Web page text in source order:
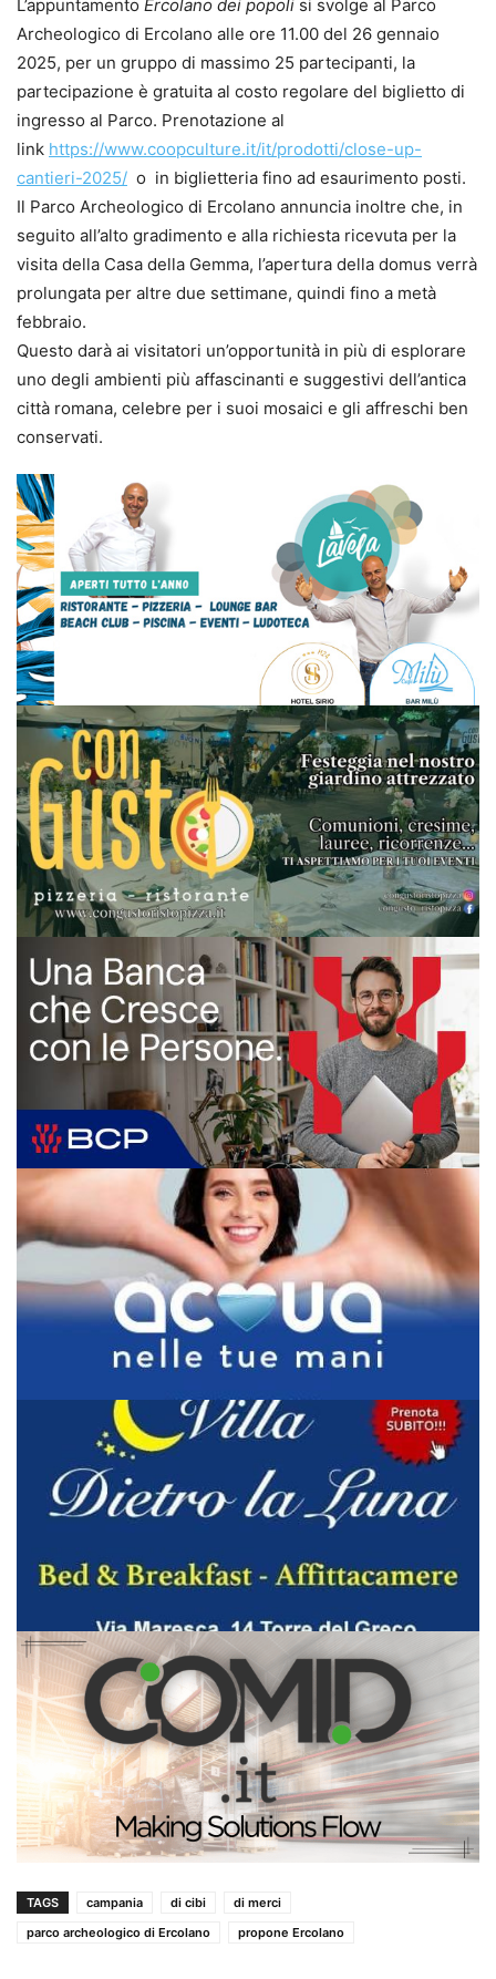
L’appuntamento Ercolano dei popoli si svolge al Parco
Archeologico di Ercolano alle ore 11.00 del 26 gennaio
2025, per un gruppo di massimo 25 partecipanti, la
partecipazione è gratuita al costo regolare del biglietto di
ingresso al Parco. Prenotazione al
link https://www.coopculture.it/it/prodotti/close-up-
cantieri-2025/ o in biglietteria fino ad esaurimento posti.
Il Parco Archeologico di Ercolano annuncia inoltre che, in
seguito all’alto gradimento e alla richiesta ricevuta per la
visita della Casa della Gemma, l’apertura della domus verrà
prolungata per altre due settimane, quindi fino a metà
febbraio.
Questo darà ai visitatori un’opportunità in più di esplorare
uno degli ambienti più affascinanti e suggestivi dell’antica
città romana, celebre per i suoi mosaici e gli affreschi ben
conservati.
TAGS campania di cibi
di merci
parco archeologico di Ercolano
propone Ercolano